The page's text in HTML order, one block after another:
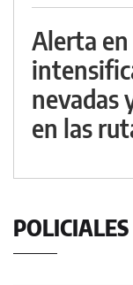
Alerta en
nevadas
en las
POLICIALES